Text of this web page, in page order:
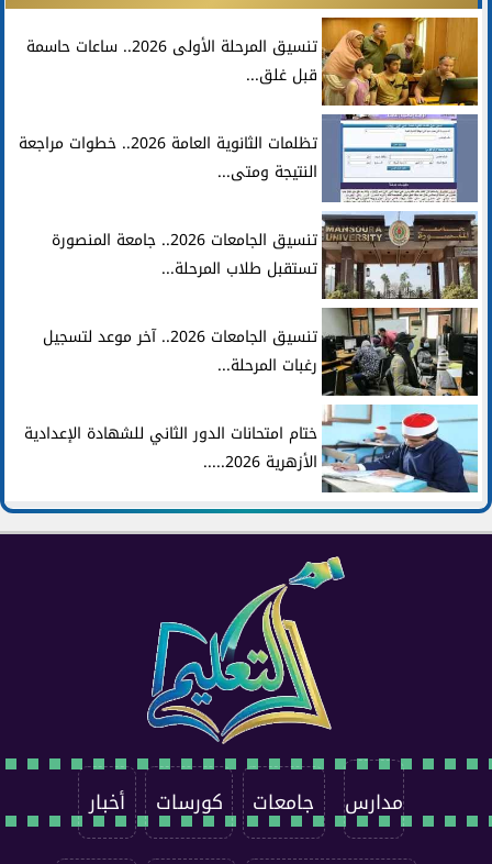
تنسيق المرحلة الأولى 2026.. ساعات حاسمة
قبل غلق...
تظلمات الثانوية العامة 2026.. خطوات مراجعة
النتيجة ومتى...
تنسيق الجامعات 2026.. جامعة المنصورة
تستقبل طلاب المرحلة...
تنسيق الجامعات 2026.. آخر موعد لتسجيل
رغبات المرحلة...
ختام امتحانات الدور الثاني للشهادة الإعدادية
الأزهرية 2026.....
مدارس جامعات كورسات أخبار